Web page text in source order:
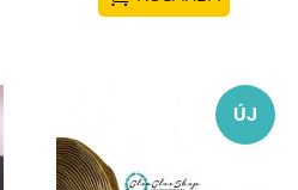
ÚJ